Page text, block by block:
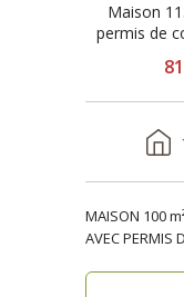
Maison
permis de
MAISON 100
AVEC PERMIS